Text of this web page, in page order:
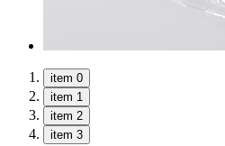
item 0
item 1
item 2
item 3